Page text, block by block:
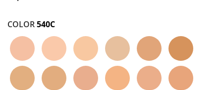
COLOR540C
110c 120n 125w 105w 400w 405w
240w 230w 220c 245c 310n 325c